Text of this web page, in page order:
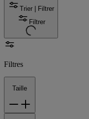
Trier | Filtrer
Filtrer
Filtres
Taille